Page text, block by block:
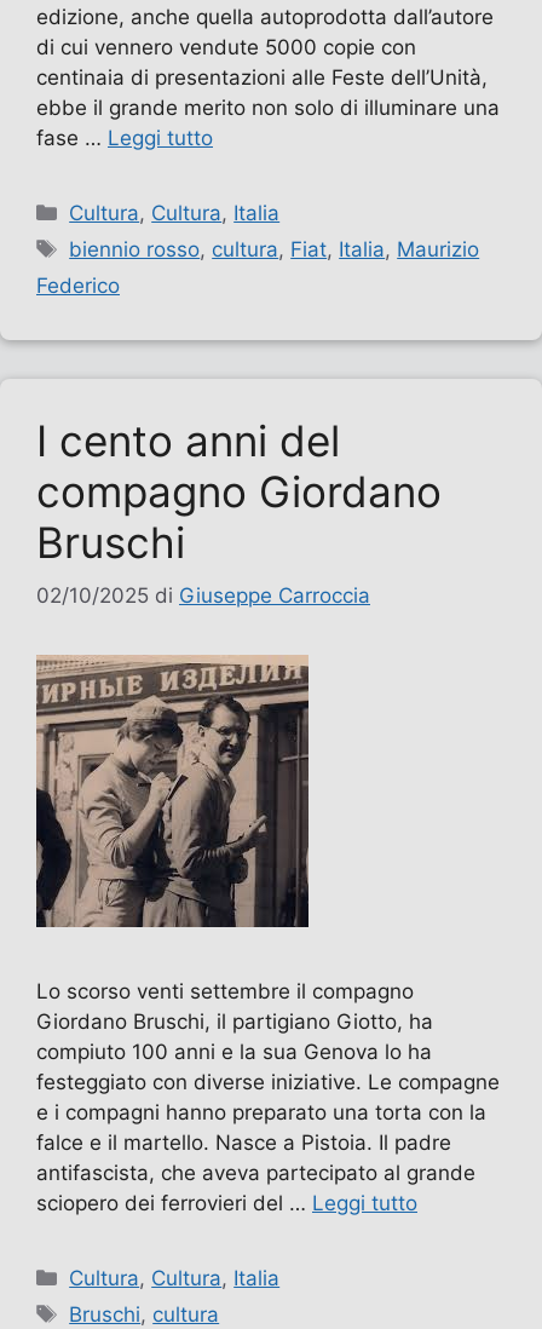
edizione, anche quella autoprodotta dall’autore
di cui vennero vendute 5000 copie con
centinaia di presentazioni alle Feste dell’Unità,
ebbe il grande merito non solo di illuminare una
fase … Leggi tutto
Categorie
Cultura, Cultura, Italia
Tag
biennio rosso, cultura, Fiat, Italia, Maurizio
Federico
I cento anni del
compagno Giordano
Bruschi
02/10/2025 di Giuseppe Carroccia
Lo scorso venti settembre il compagno
Giordano Bruschi, il partigiano Giotto, ha
compiuto 100 anni e la sua Genova lo ha
festeggiato con diverse iniziative. Le compagne
e i compagni hanno preparato una torta con la
falce e il martello. Nasce a Pistoia. Il padre
antifascista, che aveva partecipato al grande
sciopero dei ferrovieri del … Leggi tutto
Categorie
Cultura, Cultura, Italia
Tag
Bruschi, cultura